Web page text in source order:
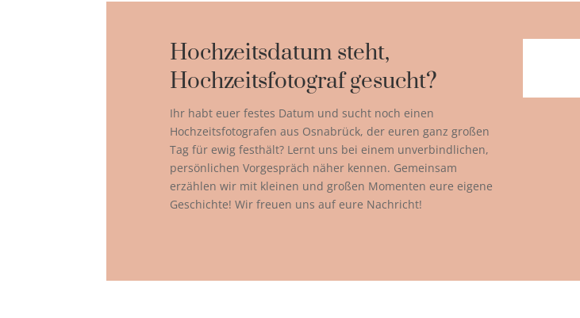
Hochzeitsdatum steht,
Hochzeitsfotograf gesucht?
Ihr habt euer festes Datum und sucht noch einen
Hochzeitsfotografen aus Osnabrück, der euren ganz großen
Tag für ewig festhält? Lernt uns bei einem unverbindlichen,
persönlichen Vorgespräch näher kennen. Gemeinsam
erzählen wir mit kleinen und großen Momenten eure eigene
Geschichte! Wir freuen uns auf eure Nachricht!